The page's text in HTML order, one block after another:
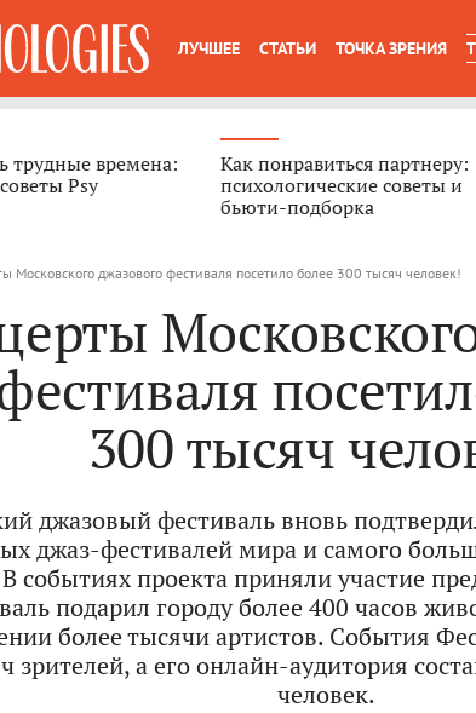
ЛУЧШЕЕ СТАТЬИ ТОЧКА ЗРЕНИЯ
трудные времена:
Psy
Как понравиться партнеру:
психологические советы и
бьюти-подборка
Московского джазового фестиваля посетило более 300 тысяч человек!
300 тысяч
джазовый фестиваль вновь
джаз-фестивалей мира и самого
событиях проекта приняли участие
подарил городу более 400 часов
более тысячи артистов. События
зрителей, а его онлайн-аудитория
человек.